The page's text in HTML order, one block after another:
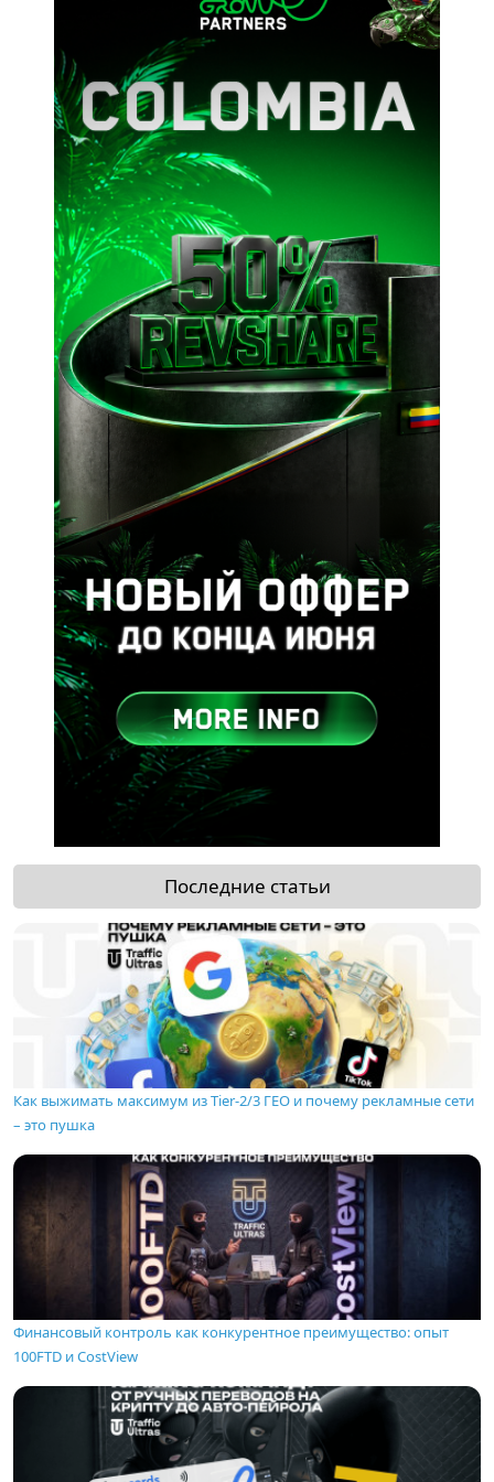
Последние статьи
Как выжимать максимум из Tier-2/3 ГЕО и почему рекламные сети
– это пушка
Финансовый контроль как конкурентное преимущество: опыт
100FTD и CostView